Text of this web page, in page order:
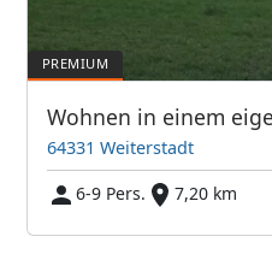
Wohnen in einem
64331 Weiterstadt
6-9 Pers.
7,20 km